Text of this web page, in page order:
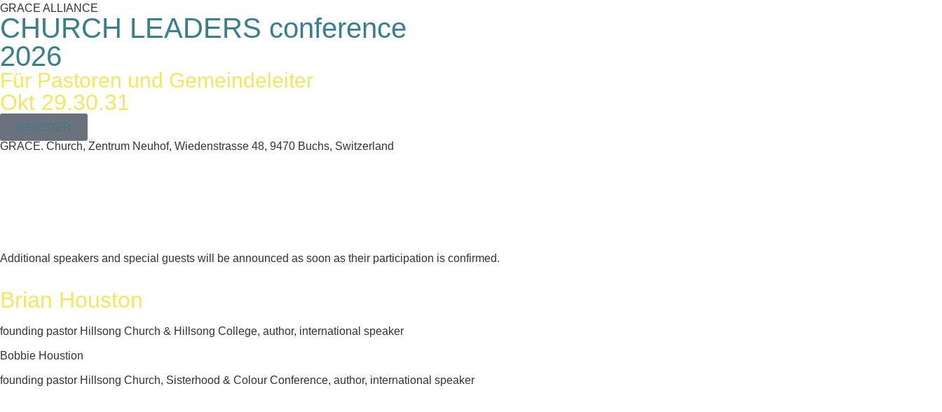
GRACE ALLIANCE
CHURCH LEADERS conference
2026
Für Pastoren und Gemeindeleiter
Okt 29.30.31
REGISTER
GRACE. Church, Zentrum Neuhof, Wiedenstrasse 48, 9470 Buchs, Switzerland
Additional speakers and special guests will be announced as soon as their participation is confirmed.
Brian Houston
founding pastor Hillsong Church & Hillsong College, author, international speaker
Bobbie Houstion
founding pastor Hillsong Church, Sisterhood & Colour Conference, author, international speaker